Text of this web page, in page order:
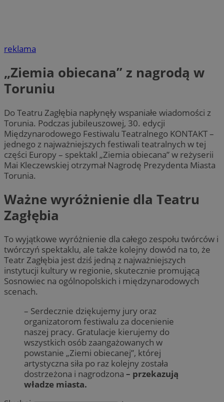
reklama
„Ziemia obiecana” z nagrodą w
Toruniu
Do Teatru Zagłębia napłynęły wspaniałe wiadomości z
Torunia. Podczas jubileuszowej, 30. edycji
Międzynarodowego Festiwalu Teatralnego KONTAKT –
jednego z najważniejszych festiwali teatralnych w tej
części Europy – spektakl „Ziemia obiecana” w reżyserii
Mai Kleczewskiej otrzymał Nagrodę Prezydenta Miasta
Torunia.
Ważne wyróżnienie dla Teatru
Zagłębia
To wyjątkowe wyróżnienie dla całego zespołu twórców i
twórczyń spektaklu, ale także kolejny dowód na to, że
Teatr Zagłębia jest dziś jedną z najważniejszych
instytucji kultury w regionie, skutecznie promującą
Sosnowiec na ogólnopolskich i międzynarodowych
scenach.
– Serdecznie dziękujemy jury oraz
organizatorom festiwalu za docenienie
naszej pracy. Gratulacje kierujemy do
wszystkich osób zaangażowanych w
powstanie „Ziemi obiecanej”, której
artystyczna siła po raz kolejny została
dostrzeżona i nagrodzona – przekazują
władze miasta.